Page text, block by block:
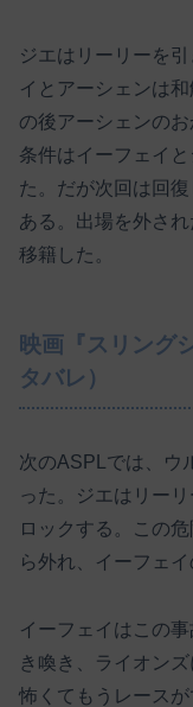
ジエはリーリーを
イとアーシェンは
の後アーシェンの
条件はイーフェイ
た。だが次回は回
ある。出場を外さ
移籍した。
映画『スリング
タバレ）
次のASPLでは、ウ
った。ジエはリー
ロックする。この
ら外れ、イーフェイ
イーフェイはこの
き喚き、ライオン
怖くてもうレースが